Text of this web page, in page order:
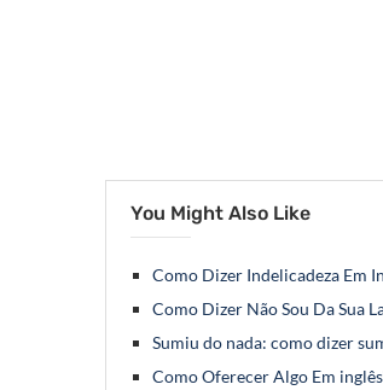
You Might Also Like
Como Dizer Indelicadeza Em
Como Dizer Não Sou Da Sua
Sumiu do nada: como dizer
Como Oferecer Algo Em